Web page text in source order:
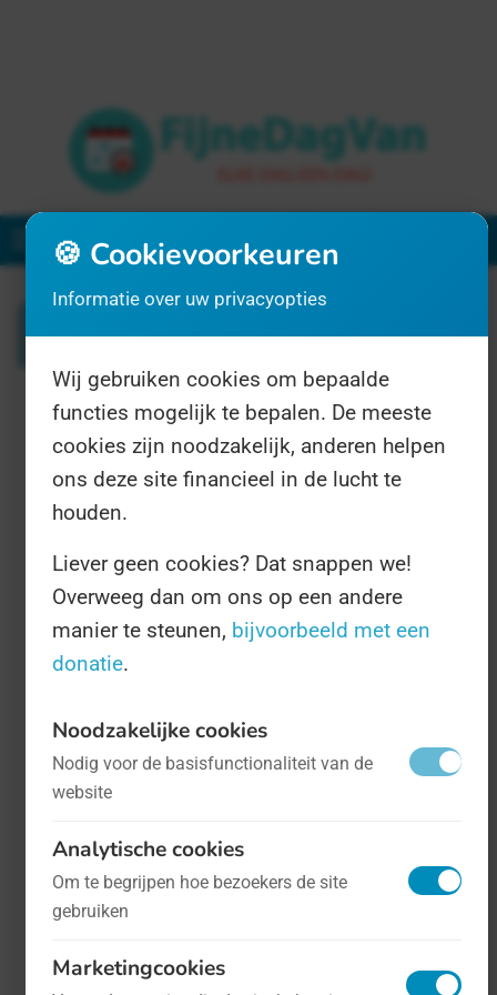
Menu
Zoeken
1 resultaat voor "schoolschaak"
Nationale Schoolschaakdag
Sport
genoeg beginnen. Met name het
schaakspel traint de grijze massa van
kinderen op een ongekende wijze.
Kinderen kunnen op 23 mei het spel
🍪 Cookievoorkeuren
Informatie over uw privacyopties
Wij gebruiken cookies om bepaalde
functies mogelijk te bepalen. De meeste
cookies zijn noodzakelijk, anderen helpen
ons deze site financieel in de lucht te
houden.
Liever geen cookies? Dat snappen we!
Overweeg dan om ons op een andere
manier te steunen, bijvoorbeeld met een
donatie.
Noodzakelijke cookies
Nodig voor de basisfunctionaliteit van de
website
Analytische cookies
Om te begrijpen hoe bezoekers de site
gebruiken
Marketingcookies